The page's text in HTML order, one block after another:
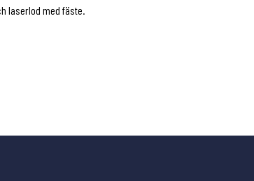
laserlod med fäste.